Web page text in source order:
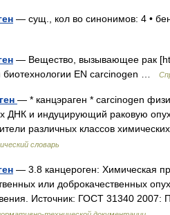
— сущ., кол во синонимов: 4 •
— Вещество, вызывающее рак
биотехнологии EN carcinogen …
— * канцэраген * carcinogen
ДНК и индуцирующий раковую
различных классов
словарь
— 3.8 канцероген: Химическая
или доброкачественных
Источник: ГОСТ 31340